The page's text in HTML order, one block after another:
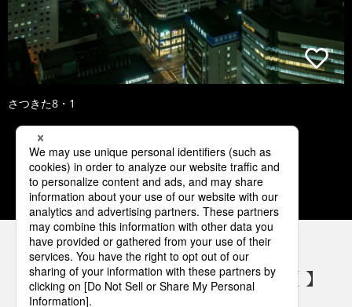
さつきた8・1
1 2 3 4 5
パナソニックの電気設備 SNSアカウント